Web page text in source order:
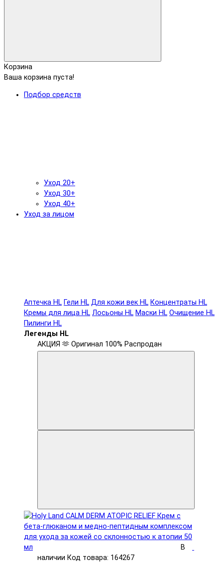
Корзина
Ваша корзина пуста!
Подбор средств
Уход 20+
Уход 30+
Уход 40+
Уход за лицом
Аптечка HL Гели HL Для кожи век HL Концентраты HL
Кремы для лица HL Лосьоны HL Маски HL Очищение HL
Пилинги HL
Легенды HL
АКЦИЯ 🫶 Оригинал 100% Распродан
В
наличии Код товара: 164267